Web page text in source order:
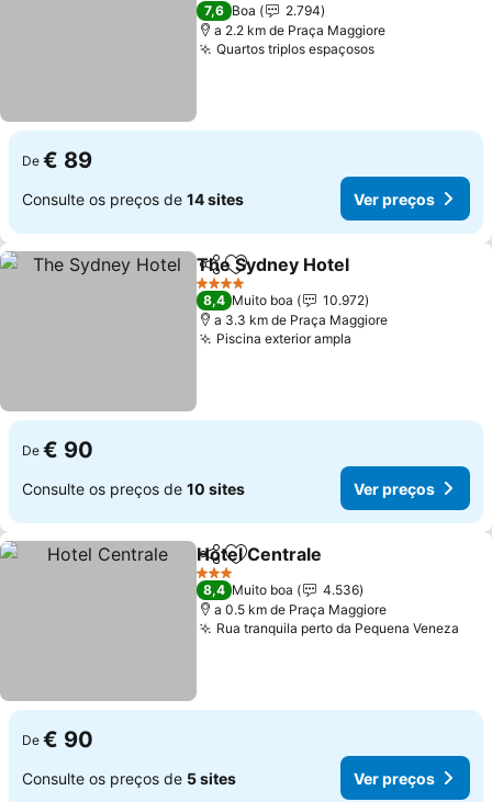
7,6 Boa
2.794
a 2.2 km de Praça Maggiore
Quartos triplos espaçosos
De € 89
Consulte os preços de 14 sites Ver preços
PartilharAdicionar aos favoritos
The Sydney Hotel
4 Estrelas
8,4 Muito boa
10.972
a 3.3 km de Praça Maggiore
Piscina exterior ampla
De € 90
Consulte os preços de 10 sites Ver preços
PartilharAdicionar aos favoritos
Hotel Centrale
3 Estrelas
8,4 Muito boa
4.536
a 0.5 km de Praça Maggiore
Rua tranquila perto da Pequena Veneza
De € 90
Consulte os preços de 5 sites Ver preços